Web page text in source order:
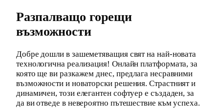
Разпалващо горещи
възможности
Добре дошли в зашеметяващия свят на най-новата
технологична реализация! Онлайн платформата, за
която ще ви разкажем днес, предлага несравними
възможности и новаторски решения. Страстният и
динамичен, този елегантен софтуер е създаден, за
да ви отведе в невероятно пътешествие към успеха.